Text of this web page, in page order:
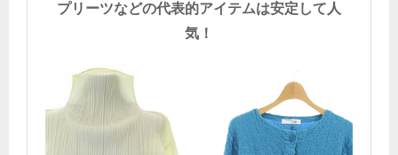
プリーツなどの代表的アイテムは安定して人
気！